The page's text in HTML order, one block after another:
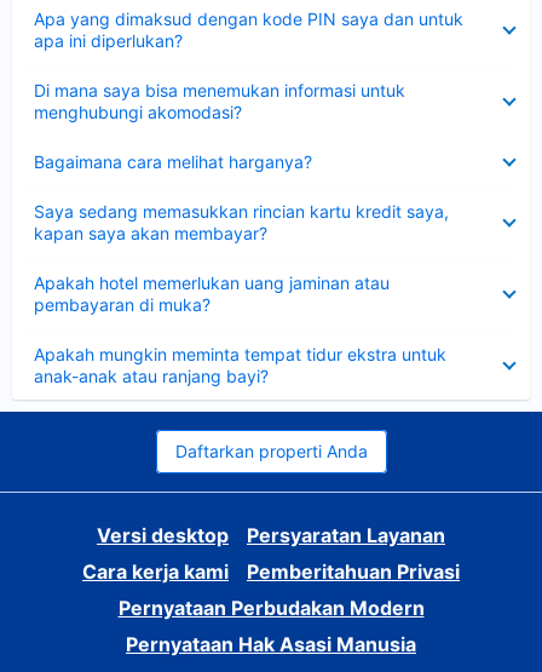
Apa yang dimaksud dengan kode PIN saya dan untuk
apa ini diperlukan?
Di mana saya bisa menemukan informasi untuk
menghubungi akomodasi?
Bagaimana cara melihat harganya?
Saya sedang memasukkan rincian kartu kredit saya,
kapan saya akan membayar?
Apakah hotel memerlukan uang jaminan atau
pembayaran di muka?
Apakah mungkin meminta tempat tidur ekstra untuk
anak-anak atau ranjang bayi?
Daftarkan properti Anda
Versi desktop
Persyaratan Layanan
Cara kerja kami
Pemberitahuan Privasi
Pernyataan Perbudakan Modern
Pernyataan Hak Asasi Manusia